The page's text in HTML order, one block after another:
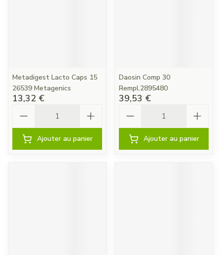
Metadigest Lacto Caps 15
26539 Metagenics
13,32 €
Ajouter au panier
Daosin Comp 30
Rempl.2895480
39,53 €
Ajouter au panier